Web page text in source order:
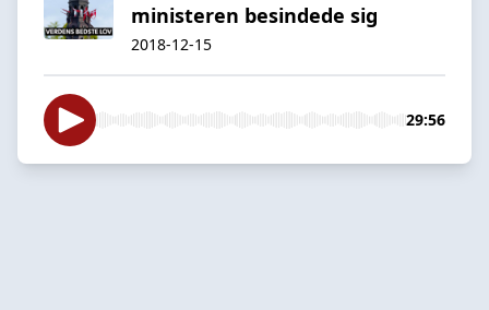
ministeren besindede sig
2018-12-15
29:56